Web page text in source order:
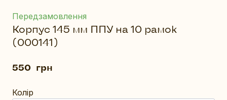
Передзамовлення
Корпус 145 мм ППУ на 10 рамок
(000141)
550  грн
Колір